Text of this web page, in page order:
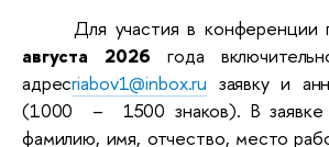
Для участия в
августа 2026 года
адресriabov1@inbox.ru заявку и
(1000
–
1500 знаков). В заявке
фамилию, имя, отчество, место